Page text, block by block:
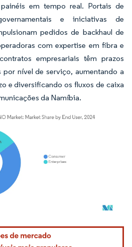
em tempo real. Portais de
e iniciativas de
pedidos de backhaul de
com expertise em fibra e
empresariais têm prazos
por nível de serviço, aumentando a
e diversificando os fluxos de caixa
da Namíbia.
reuso requer atribuição conforme CC BY 4.0.